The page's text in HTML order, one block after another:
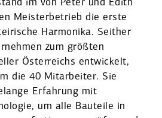
im von Peter und Edith
Meister­be­trieb die erste
Harmonika. Seither
zum größten
Öster­reichs entwi­ckelt,
die 40 Mitar­beiter. Sie
Erfahrung mit
um alle Bauteile in